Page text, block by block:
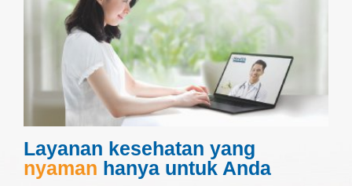
Layanan kesehatan yang
nyaman hanya untuk Anda